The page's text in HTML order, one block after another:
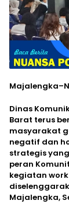
Dinas
Barat terus
masyarakat
negatif dan
strategis
peran
kegiatan work
Majalengka,